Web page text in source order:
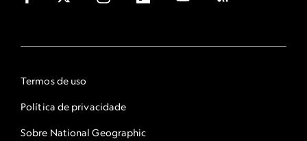
Termos de uso
Política de privacidade
Sobre National Geographic